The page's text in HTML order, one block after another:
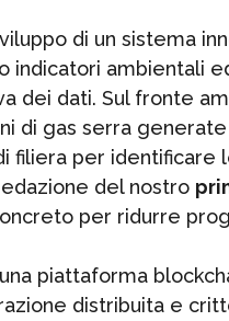
di un sistema
indicatori ambientali
dei dati. Sul fronte
di gas serra
filiera per
del nostro
per ridurre
piattaforma
distribuita e